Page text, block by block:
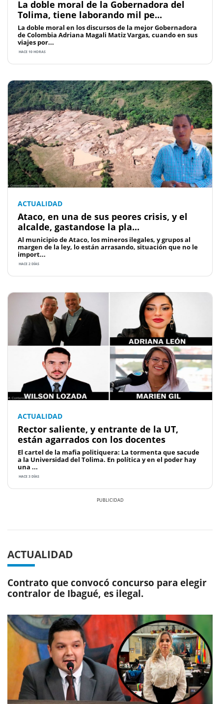
La doble moral de la Gobernadora del
Tolima, tiene laborando mil pe...
La doble moral en los discursos de la mejor Gobernadora
de Colombia Adriana Magali Matiz Vargas, cuando en sus
viajes por...
HACE 10 HORAS
ACTUALIDAD
Ataco, en una de sus peores crisis, y el
alcalde, gastandose la pla...
Al municipio de Ataco, los mineros ilegales, y grupos al
margen de la ley, lo están arrasando, situación que no le
import...
HACE 2 DÍAS
ACTUALIDAD
Rector saliente, y entrante de la UT,
están agarrados con los docentes
El cartel de la mafia politiquera: La tormenta que sacude
a la Universidad del Tolima. En política y en el poder hay
una ...
HACE 3 DÍAS
ACTUALIDAD
Contrato que convocó concurso para elegir
contralor de Ibagué, es ilegal.